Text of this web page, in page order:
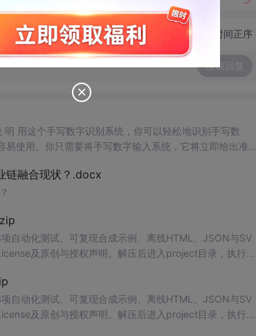
切换为时间正序
发表回复
用这个手写数字识别系统，你可以轻松地识别手写数
使用。你只需要将手写数字输入系统，它将立即给出准确
链融合现状？.docx
自动化测试、可复现合成示例、离线HTML、JSON与SV
及原创与授权声明。解压后进入project目录，执行np
用工程、测试审计和课程实践。
自动化测试、可复现合成示例、离线HTML、JSON与SV
及原创与授权声明。解压后进入project目录，执行np